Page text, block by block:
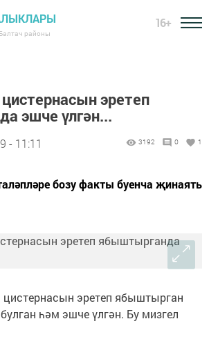
районы
16+
эретеп
эшче үлгән...
- 11:11 3192 0 1
бозу факты буенча җинаять
эретеп ябыштырган
һәм эшче үлгән. Бу мизгел